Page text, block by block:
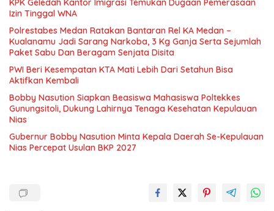
KPK Geledah Kantor Imigrasi Temukan Dugaan Pemerasaan
Izin Tinggal WNA
Polrestabes Medan Ratakan Bantaran Rel KA Medan –
Kualanamu Jadi Sarang Narkoba, 3 Kg Ganja Serta Sejumlah
Paket Sabu Dan Beragam Senjata Disita
PWI Beri Kesempatan KTA Mati Lebih Dari Setahun Bisa
Aktifkan Kembali
Bobby Nasution Siapkan Beasiswa Mahasiswa Poltekkes
Gunungsitoli, Dukung Lahirnya Tenaga Kesehatan Kepulauan
Nias
Gubernur Bobby Nasution Minta Kepala Daerah Se-Kepulauan
Nias Percepat Usulan BKP 2027